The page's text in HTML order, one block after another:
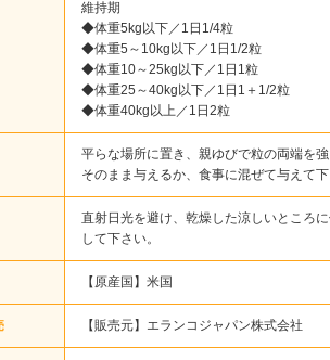
維持期
◆体重5kg以下／1日1/4粒
◆体重5～10kg以下／1日1/2粒
◆体重10～25kg以下／1日1粒
◆体重25～40kg以下／1日1＋1/2粒
◆体重40kg以上／1日2粒
平らな場所に置き、親ゆびで粒の両端を
そのまま与えるか、食事に混ぜて与えて下
直射日光を避け、乾燥した涼しいところ
して下さい。
【原産国】米国
【販売元】エランコジャパン株式会社